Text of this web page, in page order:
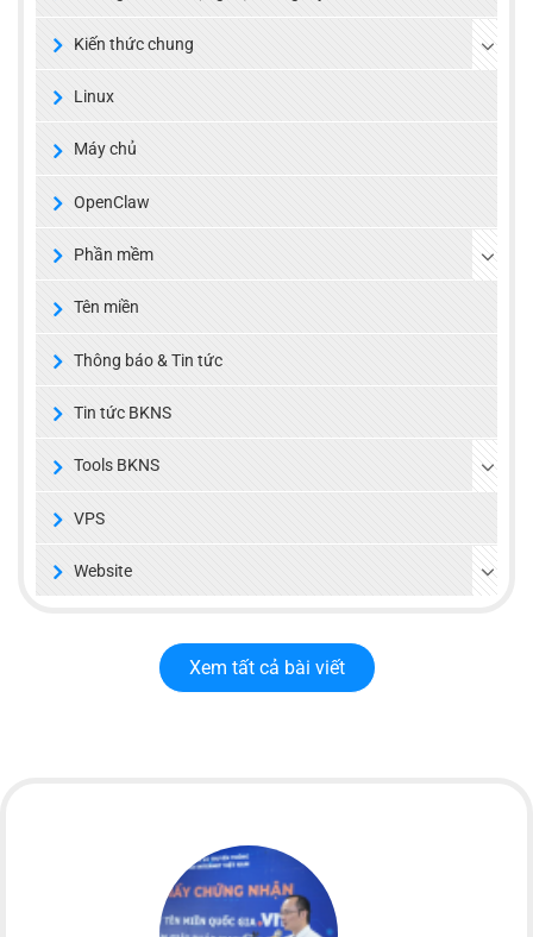
Kiến thức chung
Linux
Máy chủ
OpenClaw
Phần mềm
Tên miền
Thông báo & Tin tức
Tin tức BKNS
Tools BKNS
VPS
Website
Xem tất cả bài viết